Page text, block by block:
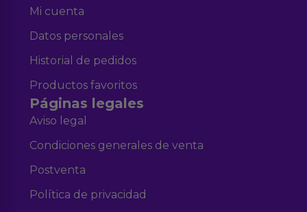
Mi cuenta
Datos personales
Historial de pedidos
Productos favoritos
Páginas legales
Aviso legal
Condiciones generales de venta
Postventa
Política de privacidad